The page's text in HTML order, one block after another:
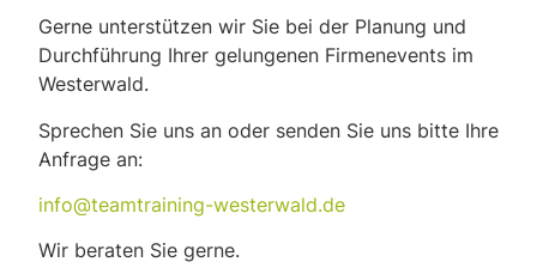
Gerne unterstützen wir Sie bei der Planung und
Durchführung Ihrer gelungenen Firmenevents im
Westerwald.
Sprechen Sie uns an oder senden Sie uns bitte Ihre
Anfrage an:
info@teamtraining-westerwald.de
Wir beraten Sie gerne.